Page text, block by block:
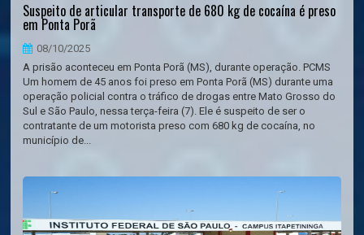
Suspeito de articular transporte de 680 kg de cocaína é preso
em Ponta Porã
08/10/2025
A prisão aconteceu em Ponta Porã (MS), durante operação. PCMS
Um homem de 45 anos foi preso em Ponta Porã (MS) durante uma
operação policial contra o tráfico de drogas entre Mato Grosso do
Sul e São Paulo, nessa terça-feira (7). Ele é suspeito de ser o
contratante de um motorista preso com 680 kg de cocaína, no
município de...